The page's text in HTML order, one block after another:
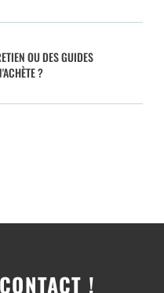
OU DES GUIDES
?
!